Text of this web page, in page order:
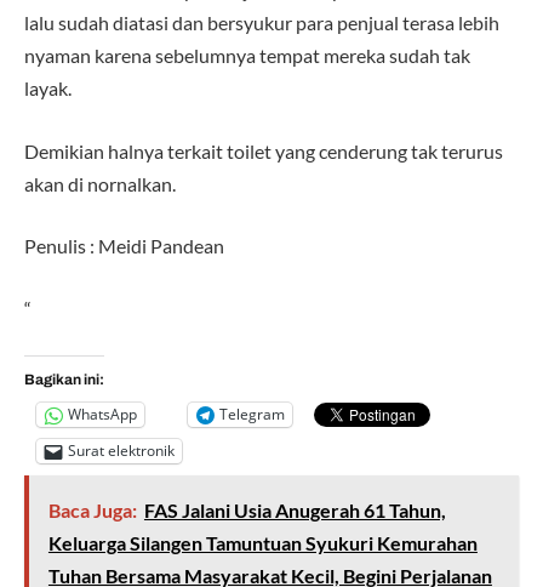
lalu sudah diatasi dan bersyukur para penjual terasa lebih
nyaman karena sebelumnya tempat mereka sudah tak
layak.
Demikian halnya terkait toilet yang cenderung tak terurus
akan di nornalkan.
Penulis : Meidi Pandean
“
Bagikan ini:
WhatsApp
Telegram
Surat elektronik
Baca Juga: FAS Jalani Usia Anugerah 61 Tahun,
Keluarga Silangen Tamuntuan Syukuri Kemurahan
Tuhan Bersama Masyarakat Kecil, Begini Perjalanan